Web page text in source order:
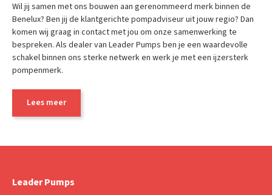
Wil jij samen met ons bouwen aan gerenommeerd merk binnen de
Benelux? Ben jij de klantgerichte pompadviseur uit jouw regio? Dan
komen wij graag in contact met jou om onze samenwerking te
bespreken. Als dealer van Leader Pumps ben je een waardevolle
schakel binnen ons sterke netwerk en werk je met een ijzersterk
pompenmerk.
Lees meer
Leader Pumps